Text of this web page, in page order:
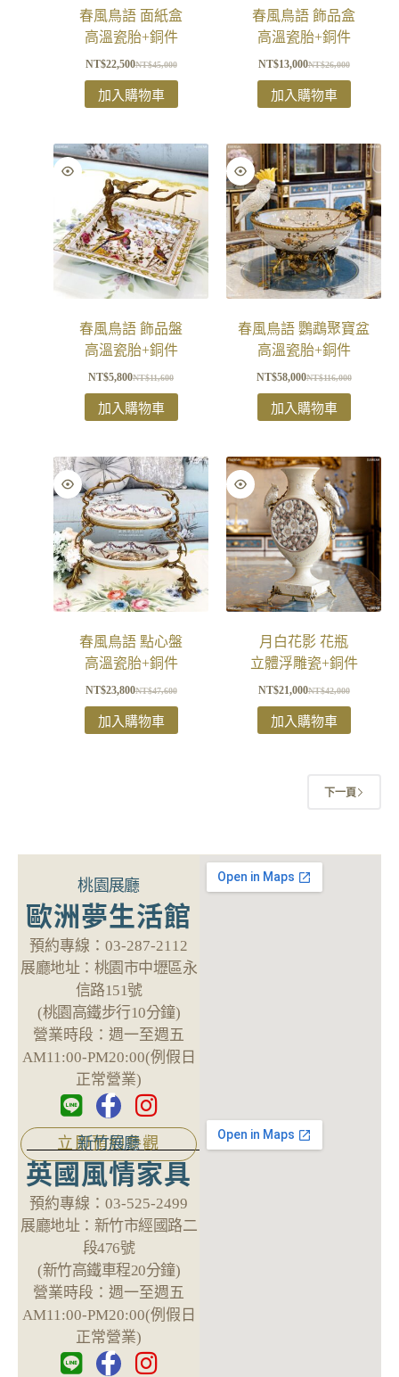
春風鳥語 面紙盒
高溫瓷胎+銅件
NT$45,000
NT$22,500
加入購物車
春風鳥語 飾品盒
高溫瓷胎+銅件
NT$26,000
NT$13,000
加入購物車
春風鳥語 飾品盤
高溫瓷胎+銅件
NT$11,600
NT$5,800
加入購物車
春風鳥語 鸚鵡聚寶盆
高溫瓷胎+銅件
NT$116,000
NT$58,000
加入購物車
春風鳥語 點心盤
高溫瓷胎+銅件
NT$47,600
NT$23,800
加入購物車
月白花影 花瓶
立體浮雕瓷+銅件
NT$42,000
NT$21,000
加入購物車
下一頁
桃園展廳
歐洲夢生活館
預約專線： 03-287-2112
展廳地址： 桃園市中壢區永
信路151號
(桃園高鐵步行10分鐘)
營業時段： 週一至週五
AM11:00-PM20:00(例假日
正常營業)
立即預約參觀
新竹展廳
英國風情家具
預約專線： 03-525-2499
展廳地址： 新竹市經國路二
段476號
(新竹高鐵車程20分鐘)
營業時段： 週一至週五
AM11:00-PM20:00(例假日
正常營業)